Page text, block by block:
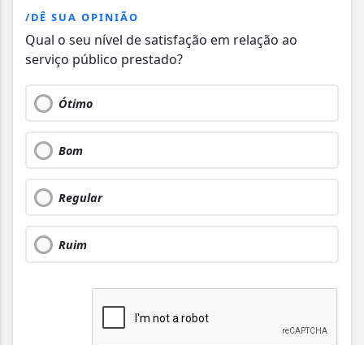
/DÊ SUA OPINIÃO
Qual o seu nível de satisfação em relação ao
serviço público prestado?
Ótimo
Bom
Regular
Ruim